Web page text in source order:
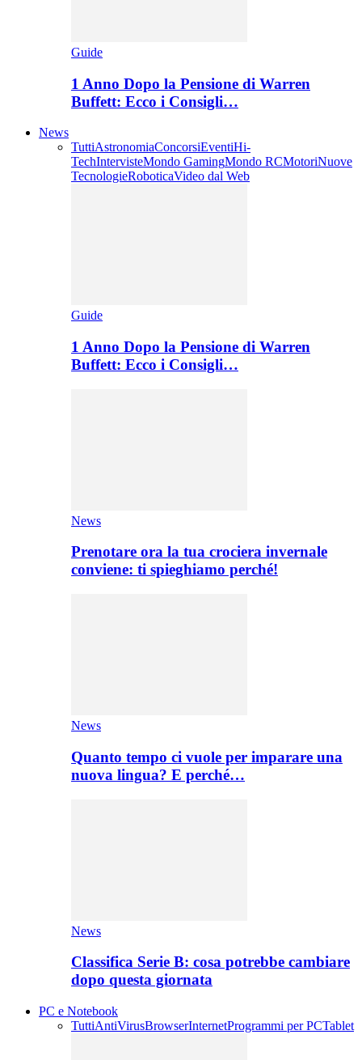
Guide
1 Anno Dopo la Pensione di Warren
Buffett: Ecco i Consigli…
News
TuttiAstronomiaConcorsiEventiHi-
TechIntervisteMondo GamingMondo RCMotoriNuove
TecnologieRoboticaVideo dal Web
Guide
1 Anno Dopo la Pensione di Warren
Buffett: Ecco i Consigli…
News
Prenotare ora la tua crociera invernale
conviene: ti spieghiamo perché!
News
Quanto tempo ci vuole per imparare una
nuova lingua? E perché…
News
Classifica Serie B: cosa potrebbe cambiare
dopo questa giornata
PC e Notebook
TuttiAntiVirusBrowserInternetProgrammi per PCTablet